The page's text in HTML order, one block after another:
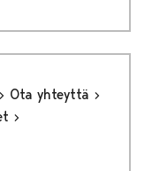
Ota yhteyttä